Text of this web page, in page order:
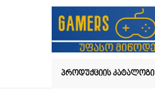
ᲞᲠᲝᲓᲣᲥᲪᲘᲘᲡ ᲙᲐᲢᲐᲚᲝᲒᲘ